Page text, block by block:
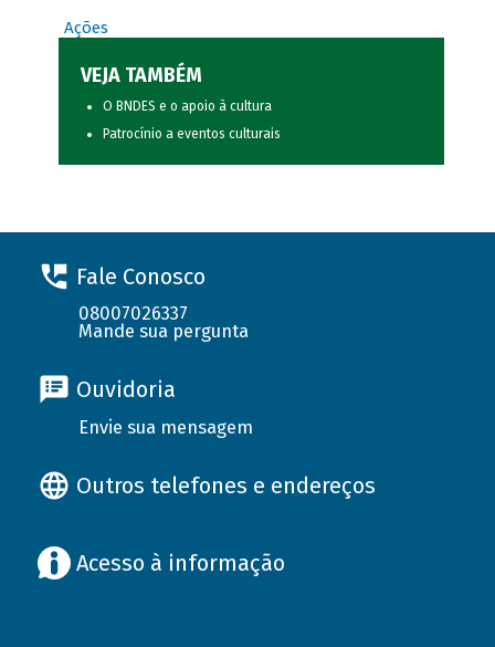
Ações
VEJA TAMBÉM
O BNDES e o apoio à cultura
Patrocínio a eventos culturais
Fale Conosco
08007026337
Mande sua pergunta
Ouvidoria
Envie sua mensagem
Outros telefones e endereços
Acesso à informação